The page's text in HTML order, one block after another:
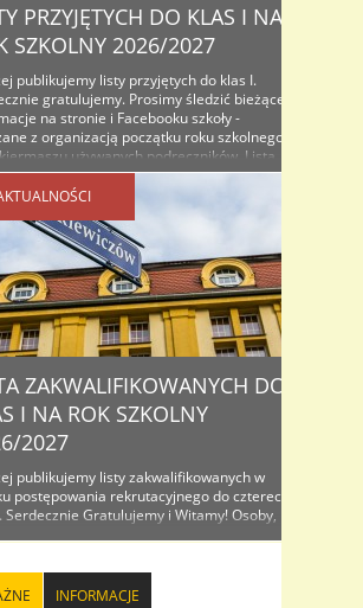
PRZYJĘTYCH DO KLAS I NA
SZKOLNY 2026/2027
publikujemy listy przyjętych do klas I.
gratulujemy. Prosimy śledzić bieżące
na stronie i Facebooku szkoły -
z organizacją początku roku szkolnego
używanych podręczników. Lista
do klas I na rok szkolny...
ZAKWALIFIKOWANYCH DO
I NA ROK SZKOLNY
2027
publikujemy listy zakwalifikowanych w
postępowania rekrutacyjnego do czterech
Serdecznie Gratulujemy i Witamy! Osoby,
wraz ze zdjęciem celem
przyjęcia do I...
INFORMACJE